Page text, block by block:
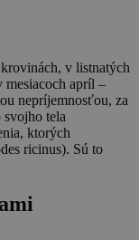
v listnatých
mesiacoch apríl –
nepríjemnosťou, za
tela
ktorých
ricinus). Sú to